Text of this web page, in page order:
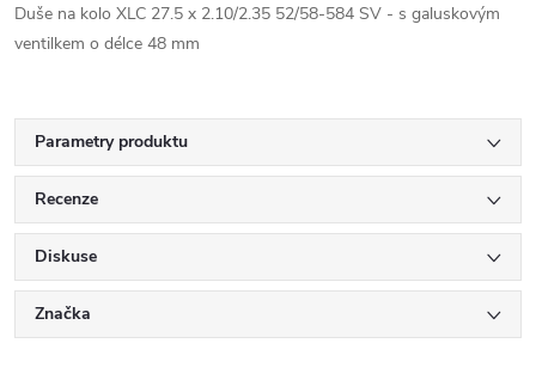
Duše na kolo XLC 27.5 x 2.10/2.35 52/58-584 SV - s galuskovým
ventilkem o délce 48 mm
Parametry produktu
Recenze
Diskuse
Značka